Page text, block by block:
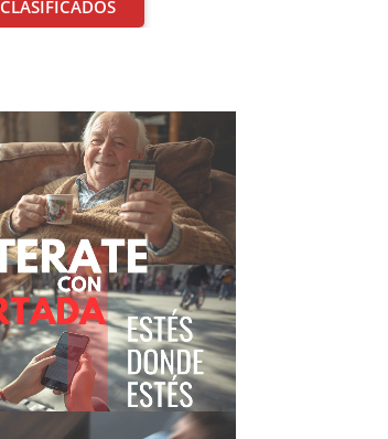
CLASIFICADOS